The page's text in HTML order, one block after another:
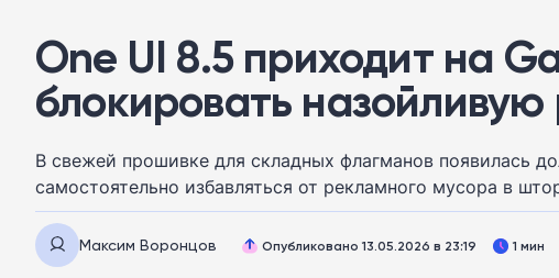
One UI 8.5 приходит на
блокировать
В свежей прошивке для складных флагманов появилась
самостоятельно избавляться от рекламного мусора в
Максим Воронцов Опубликовано 13.05.2026 в 23:19 1 мин